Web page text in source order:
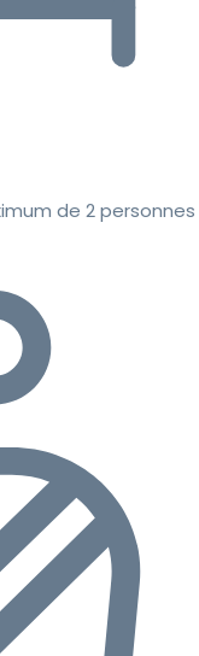
de 2 personnes